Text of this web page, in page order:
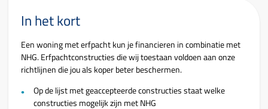
In het kort
Een woning met erfpacht kun je financieren in combinatie met
NHG. Erfpachtconstructies die wij toestaan voldoen aan onze
richtlijnen die jou als koper beter beschermen.
Op de lijst met geaccepteerde constructies staat welke
constructies mogelijk zijn met NHG